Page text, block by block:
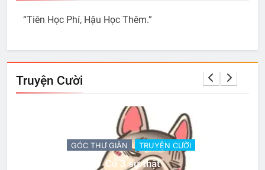
“Tiên Học Phí, Hậu Học Thêm.”
Truyện Cười
GÓC THƯ GIÃN TRUYỆN CƯỜI
Có 3 sự thật